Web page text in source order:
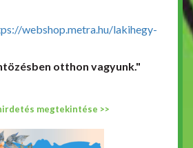
webshop.metra.hu/lakihegy-
otthon vagyunk."
megtekintése >>